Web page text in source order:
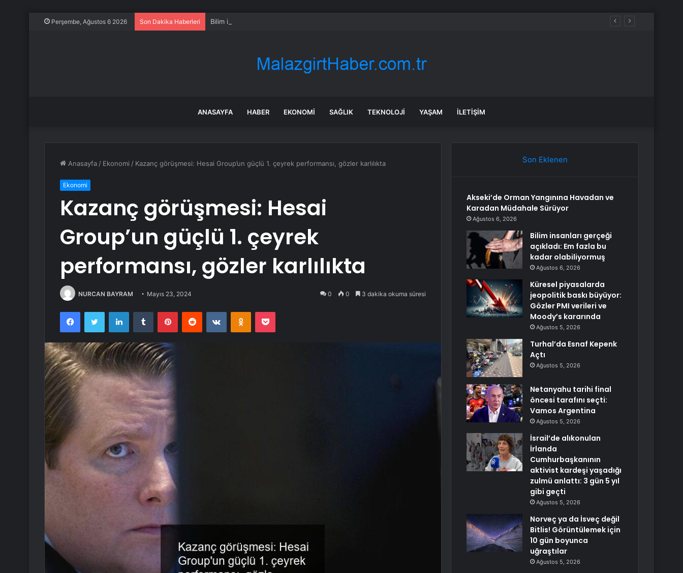
Perşembe, Ağustos 6 2026 Son Dakika Haberleri Bilim insanları gerçeği açıkladı: Em fazla bu kadar olabiliyormuş
ANASAYFA HABER EKONOMI SAĞLIK TEKNOLOJI YAŞAM İLETIŞIM
Anasayfa / Ekonomi / Kazanç görüşmesi: Hesai Group’un güçlü 1. çeyrek performansı, gözler karlılıkta
Ekonomi
Kazanç görüşmesi: Hesai
Group’un güçlü 1. çeyrek
performansı, gözler karlılıkta
NURCAN BAYRAM Mayıs 23, 2024 0 0 3 dakika okuma süresi
FacebookTwitter LinkedInTumblr PinterestReddit VKontakteOdnoklassniki
Pocket
Son Eklenen
Akseki’de Orman Yangınına Havadan ve
Karadan Müdahale Sürüyor
Ağustos 6, 2026
Bilim insanları gerçeği
açıkladı: Em fazla bu
kadar olabiliyormuş
Ağustos 6, 2026
Küresel piyasalarda
jeopolitik baskı büyüyor:
Gözler PMI verileri ve
Moody’s kararında
Ağustos 5, 2026
Turhal’da Esnaf Kepenk
Açtı
Ağustos 5, 2026
Netanyahu tarihi final
öncesi tarafını seçti:
Vamos Argentina
Ağustos 5, 2026
İsrail’de alıkonulan
İrlanda
Cumhurbaşkanının
aktivist kardeşi yaşadığı
zulmü anlattı: 3 gün 5 yıl
gibi geçti
Ağustos 5, 2026
Norveç ya da İsveç değil
Bitlis! Görüntülemek için
10 gün boyunca
uğraştılar
Ağustos 5, 2026